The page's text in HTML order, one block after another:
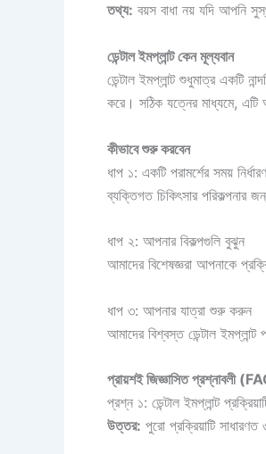
তথ্য: বয়স বাধা নয় যদি আপনি
ডেন্টাল ইমপ্লান্ট কেন মূল্যবান
ডেন্টাল ইমপ্লান্ট শুধুমাত্র একটি
করে। সঠিক যত্নের মাধ্যমে, এটি
কীভাবে শুরু করবেন
ধাপ ১: একটি পরামর্শের সময়
ব্যক্তিগত চিকিৎসার পরিকল্পনার
ধাপ ২: আপনার বিকল্পগুলি বুঝুন
আমাদের বিশেষজ্ঞরা আপনাকে
ধাপ ৩: আপনার যাত্রা শুরু করুন
আমাদের বিশ্বস্ত ডেন্টাল
প্রায়শই জিজ্ঞাসিত প্রশ্নাবলী
প্রশ্ন ১: ডেন্টাল ইমপ্লান্ট
উত্তর: পুরো প্রক্রিয়াটি